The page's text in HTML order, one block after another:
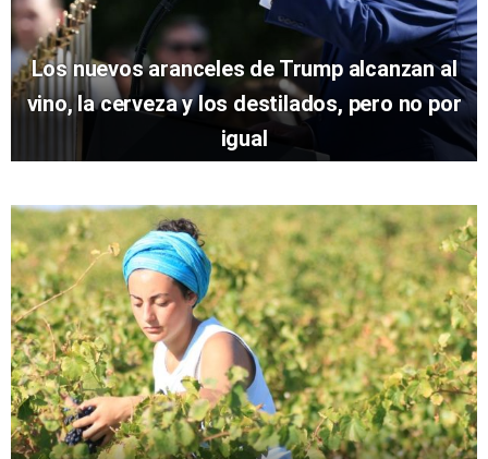
Los nuevos aranceles de Trump alcanzan al
vino, la cerveza y los destilados, pero no por
igual